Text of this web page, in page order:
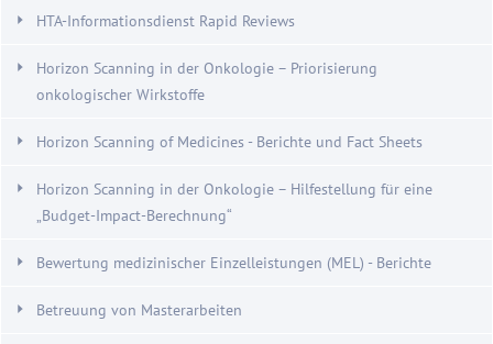
HTA-Informationsdienst Rapid Reviews
Horizon Scanning in der Onkologie – Priorisierung
onkologischer Wirkstoffe
Horizon Scanning of Medicines - Berichte und Fact Sheets
Horizon Scanning in der Onkologie – Hilfestellung für eine
„Budget-Impact-Berechnung“
Bewertung medizinischer Einzelleistungen (MEL) - Berichte
Betreuung von Masterarbeiten